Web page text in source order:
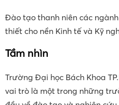
Đào tạo thanh niên các
thiết cho nền Kinh tế và Kỹ
Tầm nhìn
Trường Đại học Bách Khoa
vai trò là một trong những